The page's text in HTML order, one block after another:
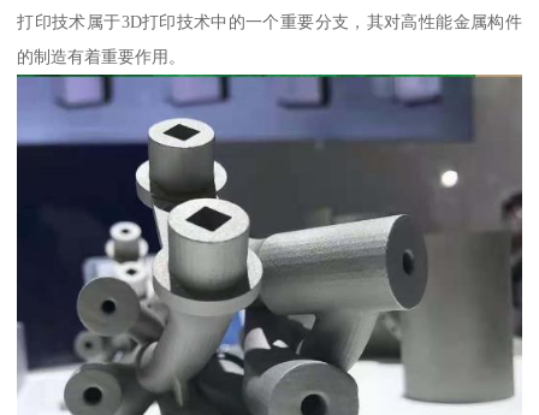
打印技术属于3D打印技术中的一个重要分支，其对高性能金属构件
的制造有着重要作用。